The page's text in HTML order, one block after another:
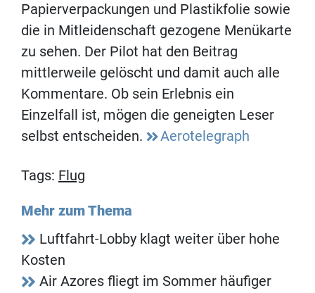
Papierverpackungen und Plastikfolie sowie
die in Mitleidenschaft gezogene Menükarte
zu sehen. Der Pilot hat den Beitrag
mittlerweile gelöscht und damit auch alle
Kommentare. Ob sein Erlebnis ein
Einzelfall ist, mögen die geneigten Leser
selbst entscheiden.
Aerotelegraph
Tags: Flug
Mehr zum Thema
Luftfahrt-Lobby klagt weiter über hohe
Kosten
Air Azores fliegt im Sommer häufiger